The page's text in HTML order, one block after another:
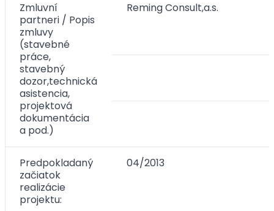
Zmluvní
partneri / Popis
zmluvy
(stavebné
práce,
stavebný
dozor,technická
asistencia,
projektová
dokumentácia
a pod.)
Reming Consult,a.s.
Predpokladaný
začiatok
realizácie
projektu:
04/2013